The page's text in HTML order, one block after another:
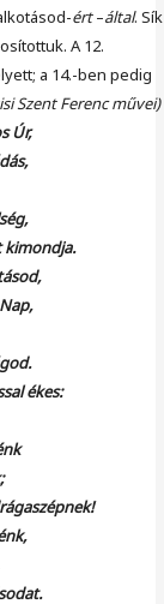
ért–által. Sík
A 12.
a 14.-ben pedig
Szent Ferenc művei)
Úr,
kimondja.
ékes: